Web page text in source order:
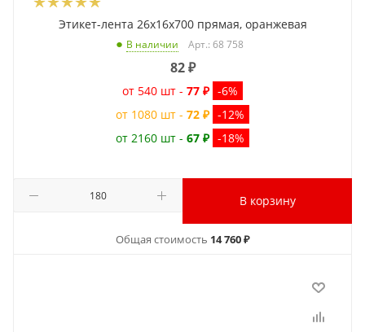
Этикет-лента 26x16x700 прямая, оранжевая
В наличии Арт.: 68 758
82₽
от 540 шт - 77 ₽ -6%
от 1080 шт - 72 ₽ -12%
от 2160 шт - 67 ₽ -18%
В корзину
Общая стоимость 14 760 ₽